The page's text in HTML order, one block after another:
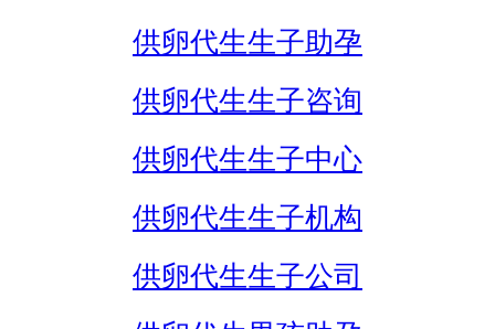
供卵代生生子助孕
供卵代生生子咨询
供卵代生生子中心
供卵代生生子机构
供卵代生生子公司